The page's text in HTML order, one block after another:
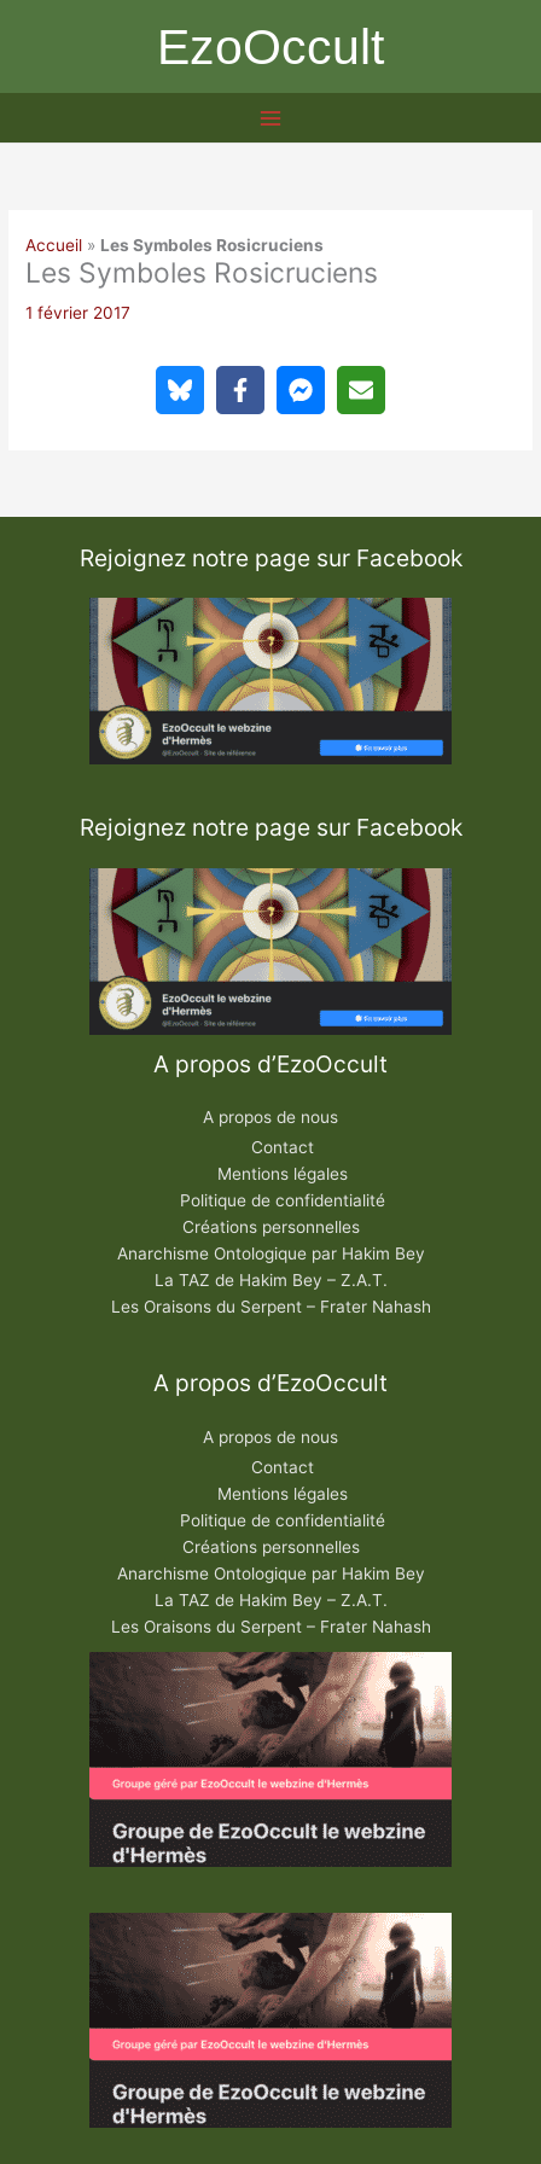
EzoOccult
Accueil » Les Symboles Rosicruciens
Les Symboles Rosicruciens
1 février 2017
Rejoignez notre page sur Facebook
Rejoignez notre page sur Facebook
A propos d’EzoOccult
A propos de nous
Contact
Mentions légales
Politique de confidentialité
Créations personnelles
Anarchisme Ontologique par Hakim Bey
La TAZ de Hakim Bey – Z.A.T.
Les Oraisons du Serpent – Frater Nahash
A propos d’EzoOccult
A propos de nous
Contact
Mentions légales
Politique de confidentialité
Créations personnelles
Anarchisme Ontologique par Hakim Bey
La TAZ de Hakim Bey – Z.A.T.
Les Oraisons du Serpent – Frater Nahash